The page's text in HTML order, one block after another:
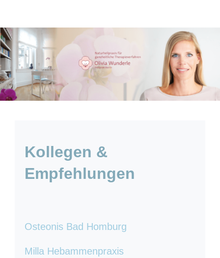
springen
Kollegen &
Empfehlungen
Osteonis Bad Homburg
Milla Hebammenpraxis